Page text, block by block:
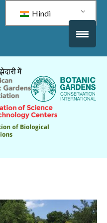
Hindi
में